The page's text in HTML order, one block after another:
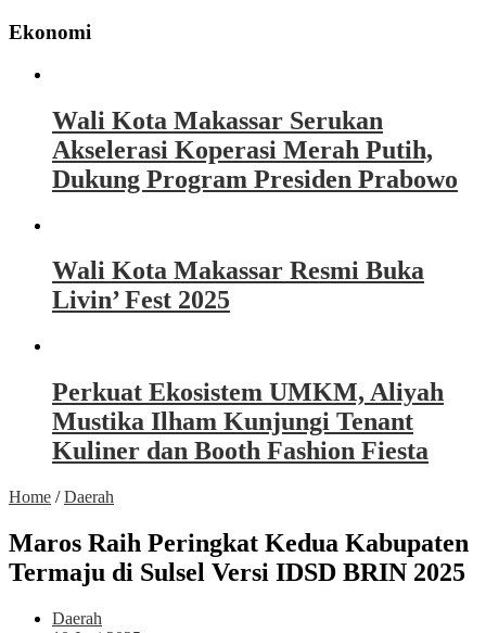
Ekonomi
Wali Kota Makassar Serukan
Akselerasi Koperasi Merah Putih,
Dukung Program Presiden Prabowo
Wali Kota Makassar Resmi Buka
Livin’ Fest 2025
Perkuat Ekosistem UMKM, Aliyah
Mustika Ilham Kunjungi Tenant
Kuliner dan Booth Fashion Fiesta
Home /Daerah
Maros Raih Peringkat Kedua Kabupaten
Termaju di Sulsel Versi IDSD BRIN 2025
Daerah